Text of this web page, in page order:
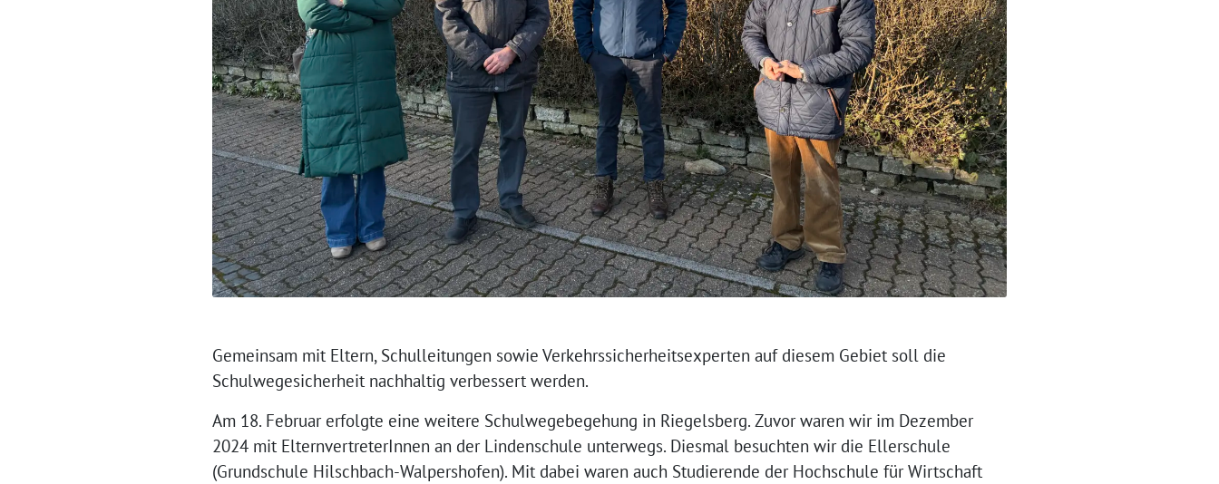
Gemeinsam mit Eltern, Schulleitungen sowie Verkehrssicherheitsexperten auf diesem Gebiet soll die
Schulwegesicherheit nachhaltig verbessert werden.
Am 18. Februar erfolgte eine weitere Schulwegebegehung in Riegelsberg. Zuvor waren wir im Dezember
2024 mit ElternvertreterInnen an der Lindenschule unterwegs. Diesmal besuchten wir die Ellerschule
(Grundschule Hilschbach-Walpershofen). Mit dabei waren auch Studierende der Hochschule für Wirtschaft